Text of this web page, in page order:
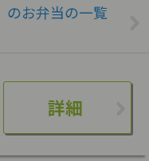
のお弁当の一覧
詳細